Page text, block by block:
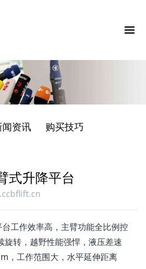
闻资讯 购买技巧
式升降平台
工作效率高，主臂功能全比例控
旋转，越野性能强悍，液压差速
，工作范围大，水平延伸距离